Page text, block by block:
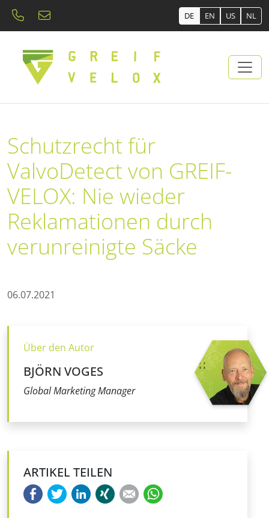
DE EN US NL
Schutzrecht für
ValvoDetect von GREIF-
VELOX: Nie wieder
Reklamationen durch
verunreinigte Säcke
06.07.2021
Über den Autor
BJÖRN VOGES
Global Marketing Manager
ARTIKEL TEILEN
FacebookTwitterLinkedIn
Xing E-mail